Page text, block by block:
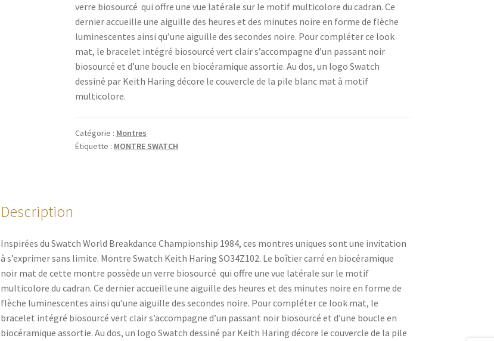
verre biosourcé qui offre une vue latérale sur le motif multicolore du cadran. Ce
dernier accueille une aiguille des heures et des minutes noire en forme de flèche
luminescentes ainsi qu’une aiguille des secondes noire. Pour compléter ce look
mat, le bracelet intégré biosourcé vert clair s’accompagne d’un passant noir
biosourcé et d’une boucle en biocéramique assortie. Au dos, un logo Swatch
dessiné par Keith Haring décore le couvercle de la pile blanc mat à motif
multicolore.
Catégorie : Montres
Étiquette : MONTRE SWATCH
Description
Inspirées du Swatch World Breakdance Championship 1984, ces montres uniques sont une invitation
à s’exprimer sans limite. Montre Swatch Keith Haring SO34Z102. Le boîtier carré en biocéramique
noir mat de cette montre possède un verre biosourcé qui offre une vue latérale sur le motif
multicolore du cadran. Ce dernier accueille une aiguille des heures et des minutes noire en forme de
flèche luminescentes ainsi qu’une aiguille des secondes noire. Pour compléter ce look mat, le
bracelet intégré biosourcé vert clair s’accompagne d’un passant noir biosourcé et d’une boucle en
biocéramique assortie. Au dos, un logo Swatch dessiné par Keith Haring décore le couvercle de la pile